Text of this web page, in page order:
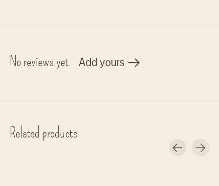
No reviews yet Add yours
Related products